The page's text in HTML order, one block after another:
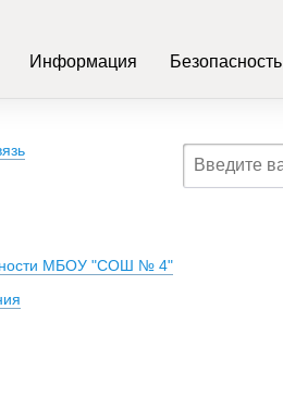
Информация Безопасность
МБОУ "СОШ № 4"